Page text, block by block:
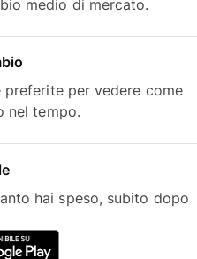
medio di mercato.
preferite per vedere come
nel tempo.
hai speso, subito dopo